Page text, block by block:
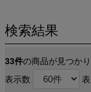
検索結果
33件の商品が見つか
表示数